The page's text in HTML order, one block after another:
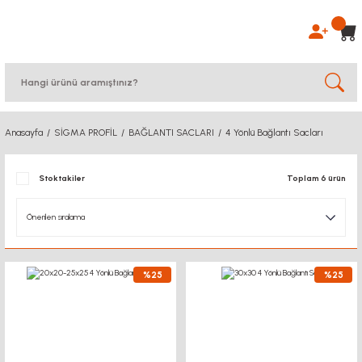
Anasayfa SİGMA PROFİL BAĞLANTI SACLARI 4 Yönlü Bağlantı Sacları
Stoktakiler Toplam 6 ürün
%25 %25